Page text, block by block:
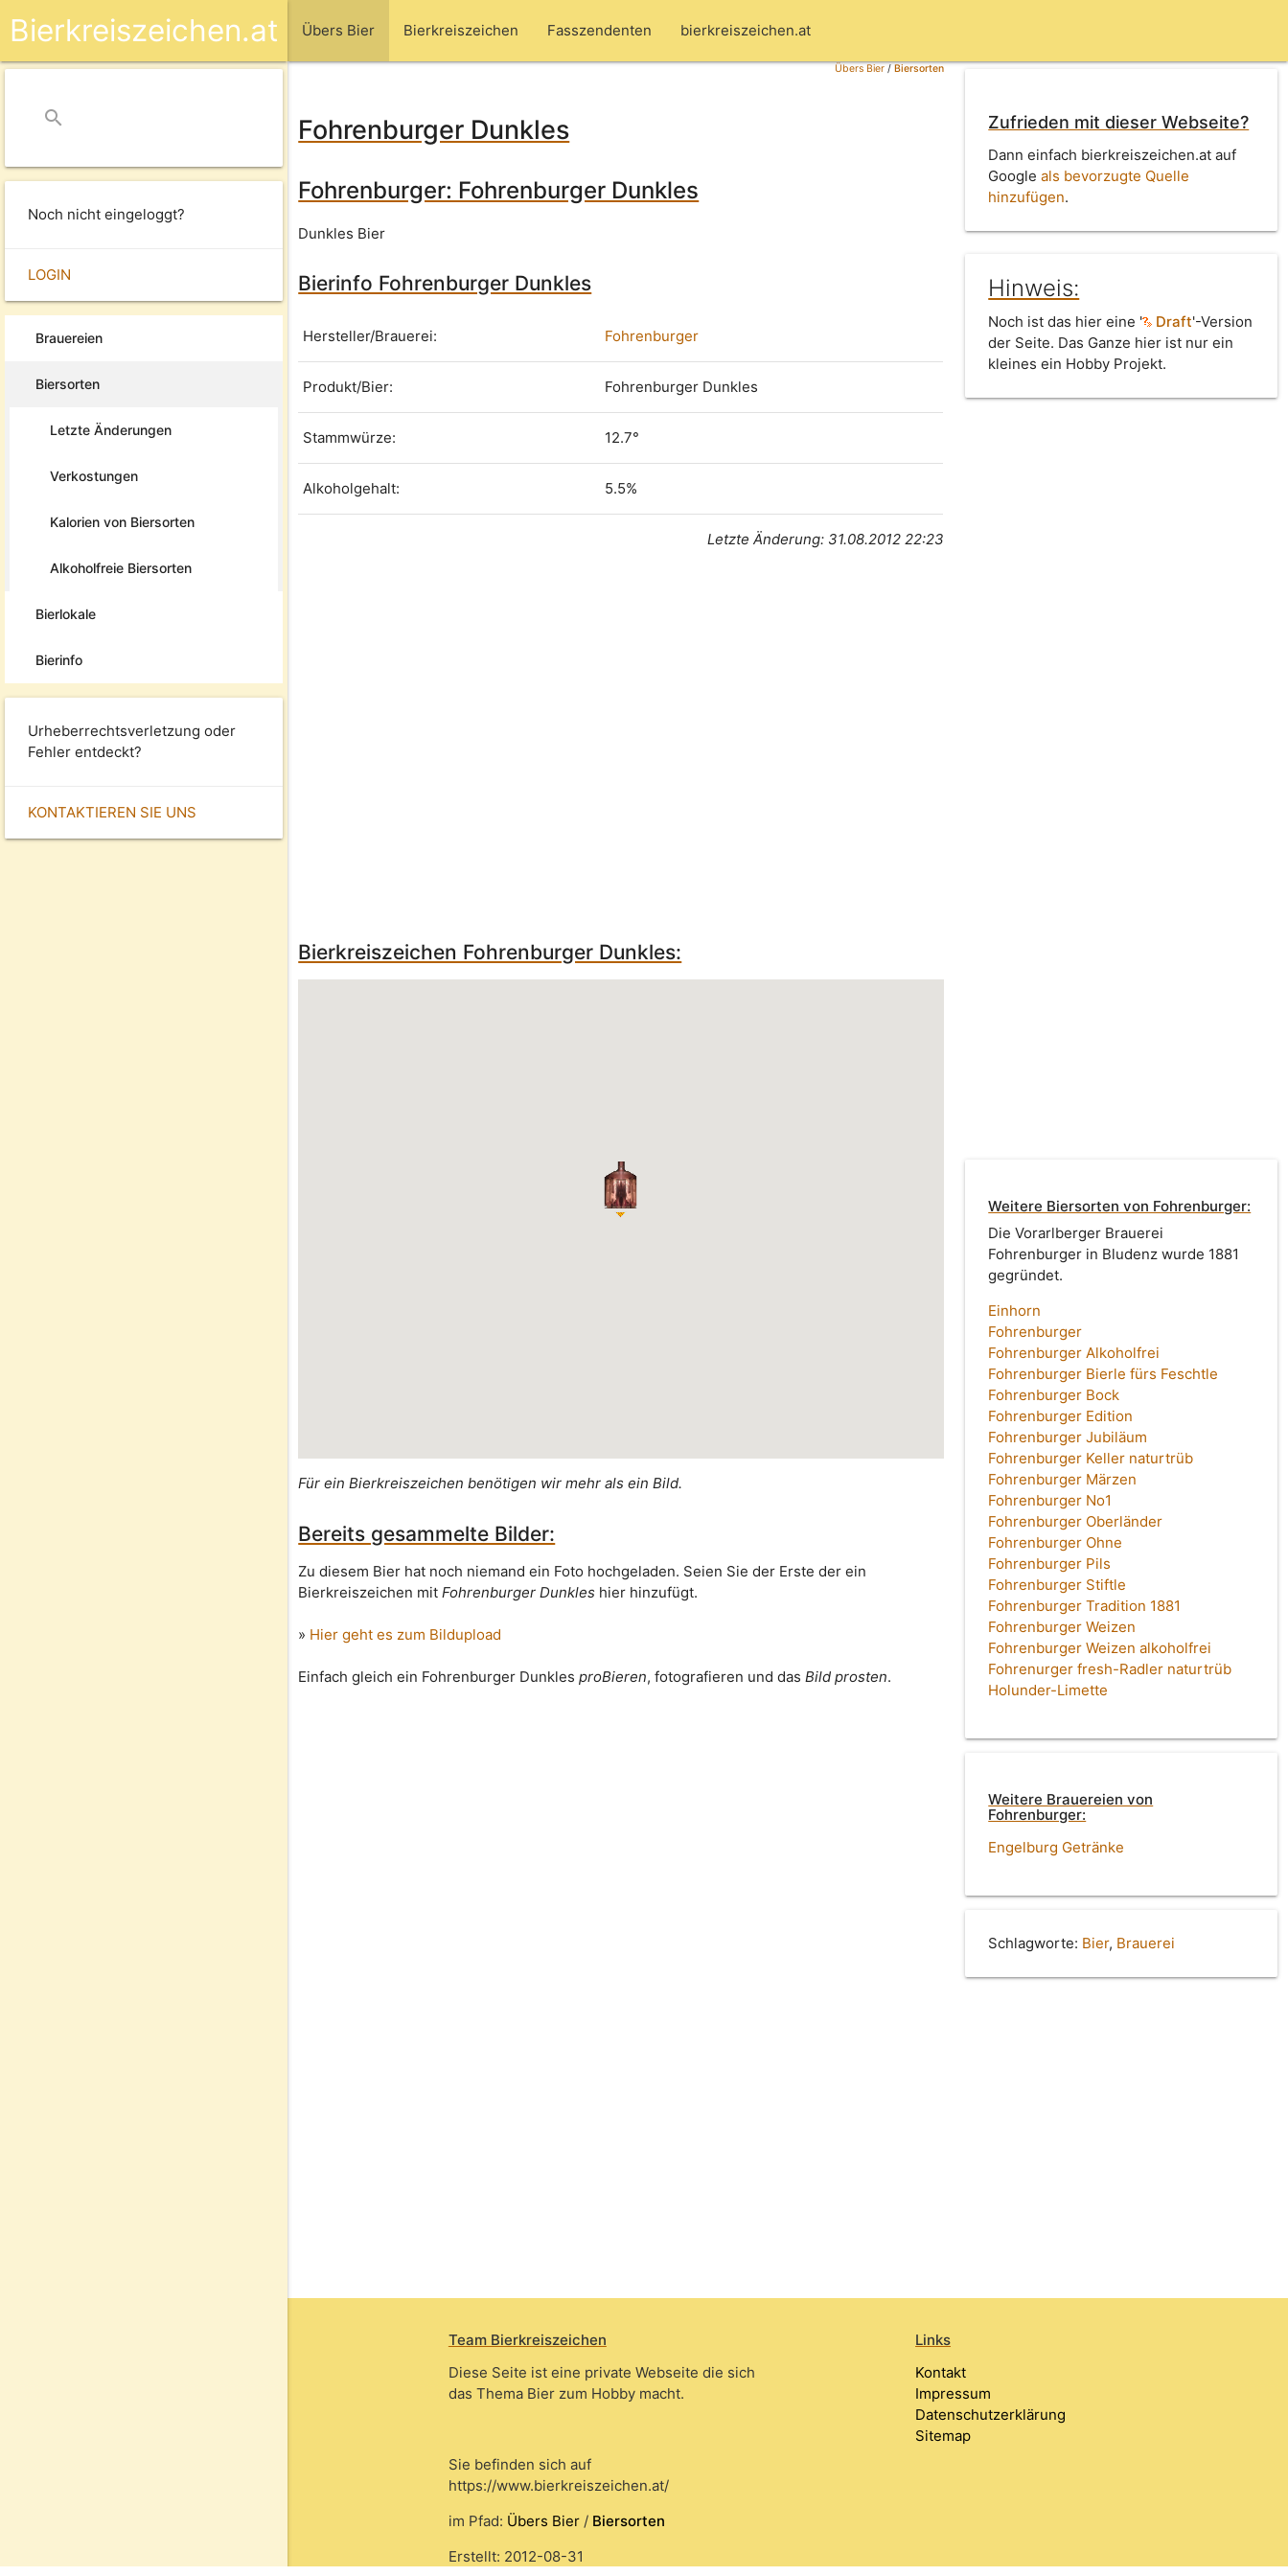
Übers Bier Bierkreiszeichen Fasszendenten bierkreiszeichen.at
Bierkreiszeichen.at
search
Noch nicht eingeloggt?
LOGIN
Brauereien
Biersorten
Letzte Änderungen
Verkostungen
Kalorien von Biersorten
Alkoholfreie Biersorten
Bierlokale
Bierinfo
Urheberrechtsverletzung oder
Fehler entdeckt?
KONTAKTIEREN SIE UNS
Übers Bier/Biersorten
Fohrenburger Dunkles
Fohrenburger: Fohrenburger Dunkles
Dunkles Bier
Bierinfo Fohrenburger Dunkles
Hersteller/Brauerei: Fohrenburger
Produkt/Bier: Fohrenburger Dunkles
Stammwürze: 12.7°
Alkoholgehalt: 5.5%
Letzte Änderung: 31.08.2012 22:23
Zufrieden mit dieser Webseite?
Dann einfach bierkreiszeichen.at auf
Googleals bevorzugte Quelle
hinzufügen.
Hinweis:
Noch ist das hier eine ' Draft'-Version
der Seite. Das Ganze hier ist nur ein
kleines ein Hobby Projekt.
Bierkreiszeichen Fohrenburger Dunkles:
Für ein Bierkreiszeichen benötigen wir mehr als ein Bild.
Bereits gesammelte Bilder:
Zu diesem Bier hat noch niemand ein Foto hochgeladen. Seien Sie der Erste der ein
Bierkreiszeichen mitFohrenburger Dunkles hier hinzufügt.
» Hier geht es zum Bildupload
Einfach gleich ein Fohrenburger DunklesproBieren, fotografieren und dasBild prosten.
Weitere Biersorten von Fohrenburger:
Die Vorarlberger Brauerei
Fohrenburger in Bludenz wurde 1881
gegründet.
Einhorn
Fohrenburger
Fohrenburger Alkoholfrei
Fohrenburger Bierle fürs Feschtle
Fohrenburger Bock
Fohrenburger Edition
Fohrenburger Jubiläum
Fohrenburger Keller naturtrüb
Fohrenburger Märzen
Fohrenburger No1
Fohrenburger Oberländer
Fohrenburger Ohne
Fohrenburger Pils
Fohrenburger Stiftle
Fohrenburger Tradition 1881
Fohrenburger Weizen
Fohrenburger Weizen alkoholfrei
Fohrenurger fresh-Radler naturtrüb
Holunder-Limette
Weitere Brauereien von
Fohrenburger:
Engelburg Getränke
Schlagworte: Bier, Brauerei
Team Bierkreiszeichen
Diese Seite ist eine private Webseite die sich
das Thema Bier zum Hobby macht.
Sie befinden sich auf
https://www.bierkreiszeichen.at/
im Pfad: Übers Bier/ Biersorten
Erstellt: 2012-08-31
Links
Kontakt
Impressum
Datenschutzerklärung
Sitemap